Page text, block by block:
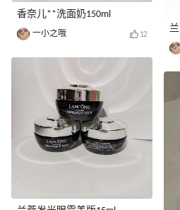
香奈儿**洗面奶150ml
一小之哦 12